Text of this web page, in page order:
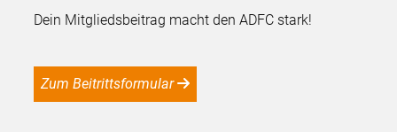
Dein Mitgliedsbeitrag macht den ADFC stark!
Zum Beitrittsformular